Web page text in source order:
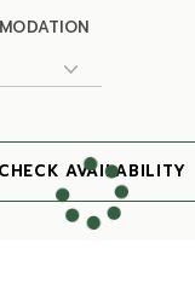
CHECK AVAILABILITY